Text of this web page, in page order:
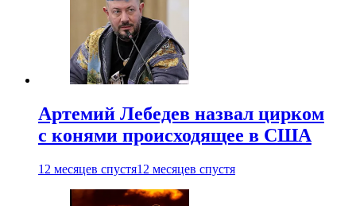
Артемий Лебедев назвал цирком
с конями происходящее в США
12 месяцев спустя12 месяцев спустя